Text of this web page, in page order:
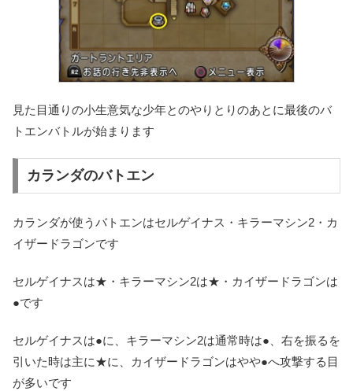
見た目通りの小生意気な少年とのやりとりのあとに最後のバ
トエンバトルが始まります
カランダのバトエン
カランダが使うバトエンはセルゲイナス・キラーマシン2・カ
イザードラゴンです
セルゲイナスは★・キラーマシン2は★・カイザードラゴンは
●です
セルゲイナスは●に、キラーマシン2は通常時は●、右を振るを
引いた時は主に★に、カイザードラゴンはやや●へ攻撃する目
が多いです